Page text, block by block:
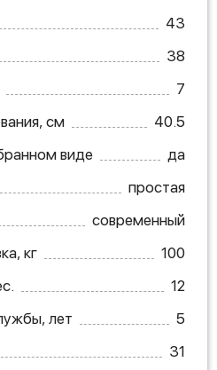
43
38
7
см
40.5
виде
да
простая
современный
кг
100
12
лет
5
31